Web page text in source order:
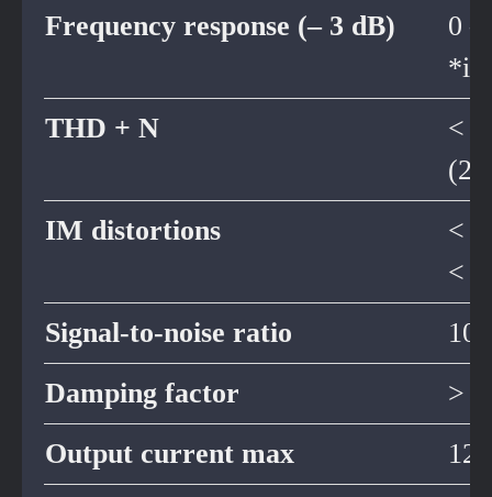
Frequency response (– 3 dB)
0
*in
THD + N
<
IM distortions
<
<
Signal-to-noise ratio
Damping factor
>
Output current max